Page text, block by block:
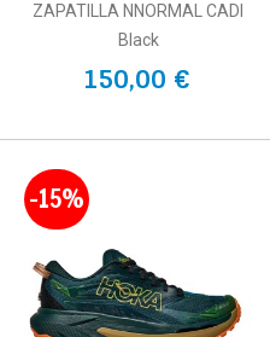
ZAPATILLA NNORMAL CADI
Black
150,00 €
-15%